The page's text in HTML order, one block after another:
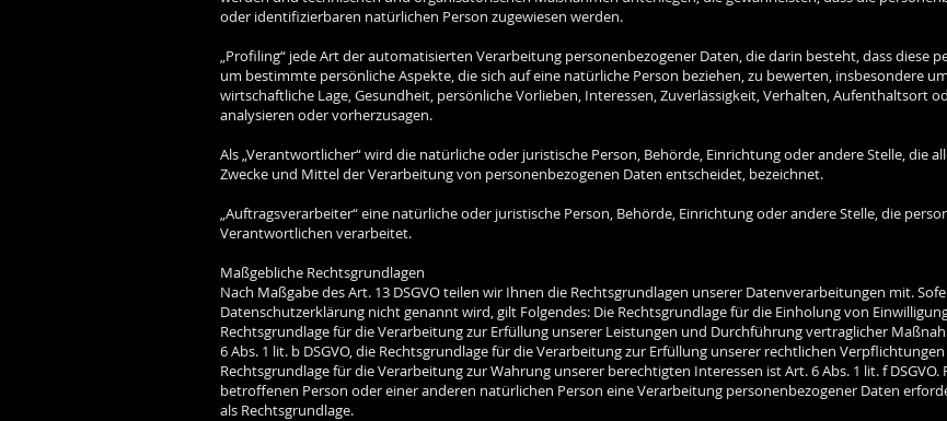
oder identifizierbaren natürlichen Person zugewiesen werden.
„Profiling“ jede Art der automatisierten Verarbeitung personenbezogener Daten, die darin besteht, dass diese
um bestimmte persönliche Aspekte, die sich auf eine natürliche Person beziehen, zu bewerten, insbesondere
wirtschaftliche Lage, Gesundheit, persönliche Vorlieben, Interessen, Zuverlässigkeit, Verhalten, Aufenthaltsort
analysieren oder vorherzusagen.
Als „Verantwortlicher“ wird die natürliche oder juristische Person, Behörde, Einrichtung oder andere Stelle, die
Zwecke und Mittel der Verarbeitung von personenbezogenen Daten entscheidet, bezeichnet.
„Auftragsverarbeiter“ eine natürliche oder juristische Person, Behörde, Einrichtung oder andere Stelle, die
Verantwortlichen verarbeitet.
Maßgebliche Rechtsgrundlagen
Nach Maßgabe des Art. 13 DSGVO teilen wir Ihnen die Rechtsgrundlagen unserer Datenverarbeitungen mit.
Datenschutzerklärung nicht genannt wird, gilt Folgendes: Die Rechtsgrundlage für die Einholung von
Rechtsgrundlage für die Verarbeitung zur Erfüllung unserer Leistungen und Durchführung vertraglicher
6 Abs. 1 lit. b DSGVO, die Rechtsgrundlage für die Verarbeitung zur Erfüllung unserer rechtlichen Verpflichtungen
Rechtsgrundlage für die Verarbeitung zur Wahrung unserer berechtigten Interessen ist Art. 6 Abs. 1 lit. f
betroffenen Person oder einer anderen natürlichen Person eine Verarbeitung personenbezogener Daten
als Rechtsgrundlage.